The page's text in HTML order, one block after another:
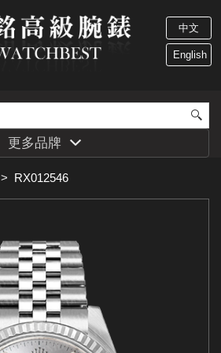
中文
English
更多品牌
> RX012546